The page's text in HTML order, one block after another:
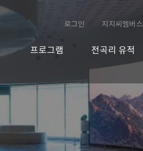
로그인 지지씨멤버스
프로그램 전곡리 유적